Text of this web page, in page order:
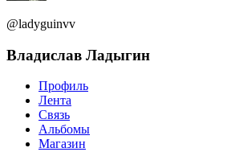
@ladyguinvv
Владислав Ладыгин
Профиль
Лента
Связь
Альбомы
Магазин